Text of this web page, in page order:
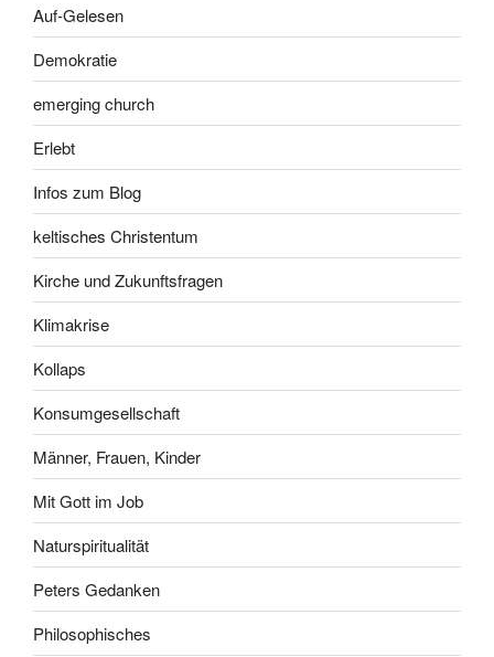
Auf-Gelesen
Demokratie
emerging church
Erlebt
Infos zum Blog
keltisches Christentum
Kirche und Zukunftsfragen
Klimakrise
Kollaps
Konsumgesellschaft
Männer, Frauen, Kinder
Mit Gott im Job
Naturspiritualität
Peters Gedanken
Philosophisches